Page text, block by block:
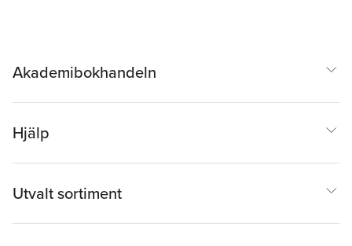
Akademibokhandeln
Hjälp
Utvalt sortiment